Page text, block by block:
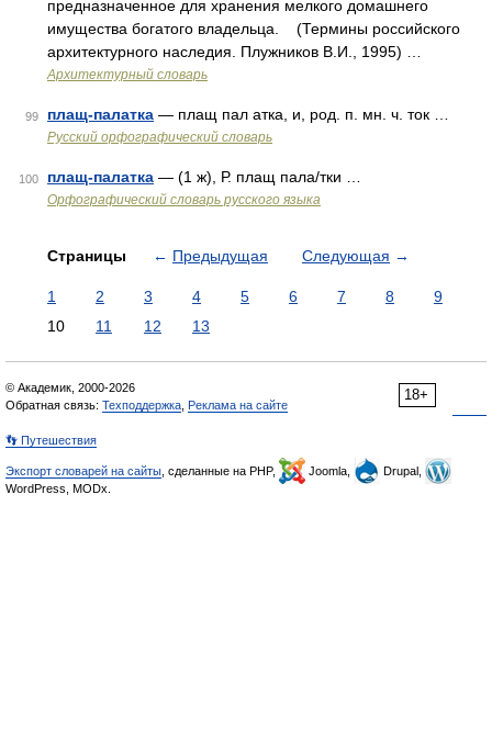
предназначенное для хранения мелкого домашнего
имущества богатого владельца. (Термины российского
архитектурного наследия. Плужников В.И., 1995) …
Архитектурный словарь
99 плащ-палатка — плащ пал атка, и, род. п. мн. ч. ток …
Русский орфографический словарь
100 плащ-палатка — (1 ж), Р. плащ пала/тки …
Орфографический словарь русского языка
Страницы ← Предыдущая Следующая →
1 2 3 4 5 6 7 8
9
10
11 12 13
18+
© Академик, 2000-2026
Обратная связь: Техподдержка Реклама на сайте
👣 Путешествия
Экспорт словарей на сайты , сделанные на PHP, Joomla,
Drupal,
WordPress, MODx.